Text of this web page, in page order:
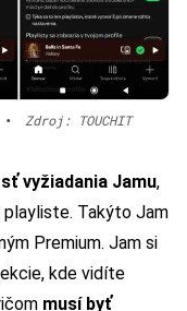
• Zdroj: TOUCHIT
vyžiadania Jamu,
playliste. Takýto Jam
Premium. Jam si
kde vidíte
musí byť